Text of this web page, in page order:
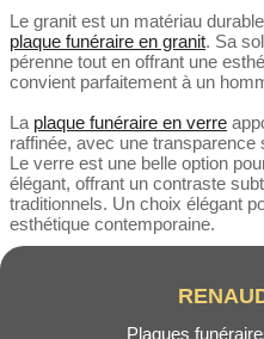
Le granit est un matériau
plaque funéraire en granit. Sa
pérenne tout en offrant une
convient parfaitement à un
La plaque funéraire en verre
raffinée, avec une
Le verre est une belle option
élégant, offrant un contraste
traditionnels. Un choix élégant
esthétique contemporaine.
Plaques